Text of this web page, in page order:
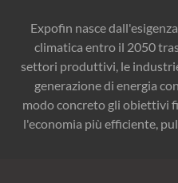
Expofin nasce
climatica entro il 2050
settori produttivi, le
generazione di energia
modo concreto gli obiettivi
l'economia più efficiente,